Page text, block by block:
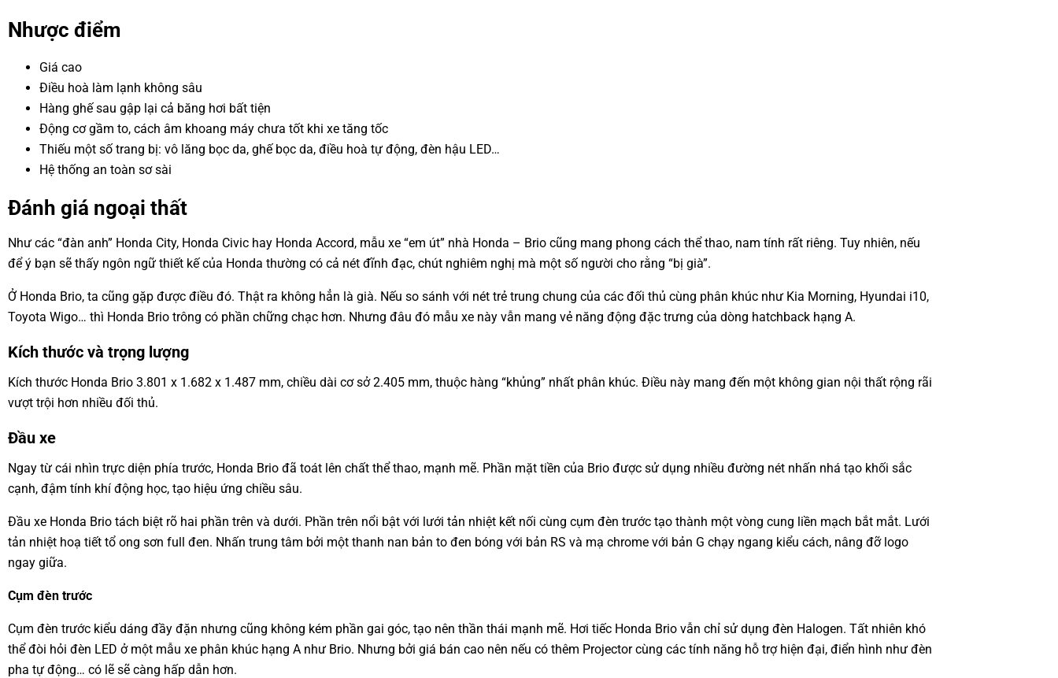
Nhược điểm
Giá cao
Điều hoà làm lạnh không sâu
Hàng ghế sau gập lại cả băng hơi bất tiện
Động cơ gầm to, cách âm khoang máy chưa tốt khi xe tăng tốc
Thiếu một số trang bị: vô lăng bọc da, ghế bọc da, điều hoà tự động, đèn hậu LED…
Hệ thống an toàn sơ sài
Đánh giá ngoại thất
Như các “đàn anh” Honda City, Honda Civic hay Honda Accord, mẫu xe “em út” nhà Honda – Brio cũng mang phong cách thể thao, nam tính rất riêng. Tuy nhiên, nếu
để ý bạn sẽ thấy ngôn ngữ thiết kế của Honda thường có cả nét đĩnh đạc, chút nghiêm nghị mà một số người cho rằng “bị già”.
Ở Honda Brio, ta cũng gặp được điều đó. Thật ra không hẳn là già. Nếu so sánh với nét trẻ trung chung của các đối thủ cùng phân khúc như Kia Morning, Hyundai i10,
Toyota Wigo… thì Honda Brio trông có phần chững chạc hơn. Nhưng đâu đó mẫu xe này vẫn mang vẻ năng động đặc trưng của dòng hatchback hạng A.
Kích thước và trọng lượng
Kích thước Honda Brio 3.801 x 1.682 x 1.487 mm, chiều dài cơ sở 2.405 mm, thuộc hàng “khủng” nhất phân khúc. Điều này mang đến một không gian nội thất rộng rãi
vượt trội hơn nhiều đối thủ.
Đầu xe
Ngay từ cái nhìn trực diện phía trước, Honda Brio đã toát lên chất thể thao, mạnh mẽ. Phần mặt tiền của Brio được sử dụng nhiều đường nét nhấn nhá tạo khối sắc
cạnh, đậm tính khí động học, tạo hiệu ứng chiều sâu.
Đầu xe Honda Brio tách biệt rõ hai phần trên và dưới. Phần trên nổi bật với lưới tản nhiệt kết nối cùng cụm đèn trước tạo thành một vòng cung liền mạch bắt mắt. Lưới
tản nhiệt hoạ tiết tổ ong sơn full đen. Nhấn trung tâm bởi một thanh nan bản to đen bóng với bản RS và mạ chrome với bản G chạy ngang kiểu cách, nâng đỡ logo
ngay giữa.
Cụm đèn trước
Cụm đèn trước kiểu dáng đầy đặn nhưng cũng không kém phần gai góc, tạo nên thần thái mạnh mẽ. Hơi tiếc Honda Brio vẫn chỉ sử dụng đèn Halogen. Tất nhiên khó
thể đòi hỏi đèn LED ở một mẫu xe phân khúc hạng A như Brio. Nhưng bởi giá bán cao nên nếu có thêm Projector cùng các tính năng hỗ trợ hiện đại, điển hình như đèn
pha tự động… có lẽ sẽ càng hấp dẫn hơn.